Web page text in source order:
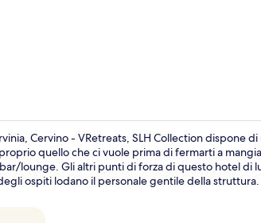
Cervino - VRetreats, SLH Collection dispone di
quello che ci vuole prima di fermarti a
lounge. Gli altri punti di forza di questo hotel di
ospiti lodano il personale gentile della struttura.